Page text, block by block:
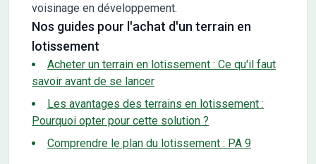
voisinage en développement.
Nos guides pour l'achat d'un terrain en
lotissement
Acheter un terrain en lotissement : Ce qu'il faut
savoir avant de se lancer
Les avantages des terrains en lotissement :
Pourquoi opter pour cette solution ?
Comprendre le plan du lotissement : PA 9